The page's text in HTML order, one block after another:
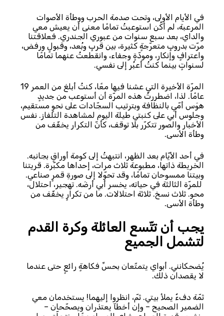
في الأيام الأولى، وتحت صدمة الحرب ووطأة الأصوات
المرعبة، لم أكُن استوعبتُ تمامًا معنى أن يعيش معي
والداي، بعد سبع سنوات من عبوري الجندري. فعلاقتنا
مرّت بدروبٍ متعرّجةٍ كثيرة، بين قربٍ وبُعد، وقبولٍ ورفض،
واعترافٍ وإنكار، ومودّةٍ وجفاء، وانقطعتُ عنهما تمامًا
لسنواتٍ بينما كنتُ أعبُر إلى نفسي.
المرّة الأخيرة التي عشنا فيها معًا، كنتُ أبلغ من العمر 19
عامًا. لذا، اضطررتُ هذه المرّة أن أستوعب من جديدٍ
هوَس أمّي بالنظافة وبترتيب السجّادات على نحوٍ مستقيم،
وجلوس أبي على كنبتي طيلة اليوم لمشاهدة التلفاز. نفس
الأخبار والصور تتكرّر بلا توقف، كأنّ التكرار يخفّف من
وطأة الأسى.
في أحد الأيّام بعد الظهر، انتبهتُ إلى كومة أوراقٍ بجانبه.
الخريطة ذاتها، مطبوعة ثلاث مرات، إحداها مكبّرة. قريتنا
وبيتنا ممسوحان تمامًا، وقد تحوّلا إلى صورةِ قمرٍ صناعي.
للمرّة الثالثة في حياته، يخسر أبي أرضَه. تهجير، احتلال،
محو. ثلاث نسخ. ثلاثة احتلالات. ما من تكرارٍ يخفّف من
وطأة الأسى.
يجب أن تتّسع العائلة وكرة القدم
لتشمل الجميع
يُضحكانني. أبواي يتمتّعان بحسِّ فكاهةٍ رائعٍ حتى عندما
لا يقصدان ذلك.
ثمّة دفءٌ يملأ بيتي. ثمّ، انظروا إليهما! يستخدمان معي
الضمير الصحيح – وإن أخطآ يعتذران ويصحّحان –